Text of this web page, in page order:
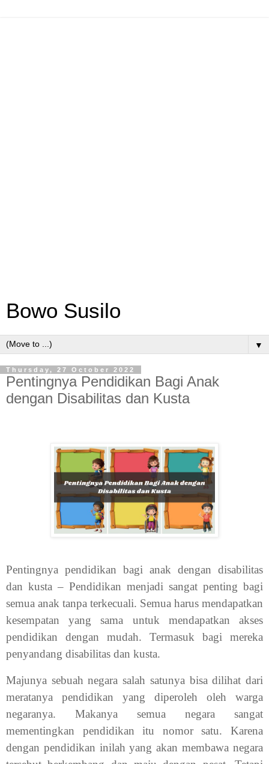
Bowo Susilo
▼
Thursday, 27 October 2022
Pentingnya Pendidikan Bagi Anak
dengan Disabilitas dan Kusta
Pentingnya pendidikan bagi anak dengan disabilitas
dan kusta – Pendidikan menjadi sangat penting bagi
semua anak tanpa terkecuali. Semua harus mendapatkan
kesempatan yang sama untuk mendapatkan akses
pendidikan dengan mudah. Termasuk bagi mereka
penyandang disabilitas dan kusta.
Majunya sebuah negara salah satunya bisa dilihat dari
meratanya pendidikan yang diperoleh oleh warga
negaranya. Makanya semua negara sangat
mementingkan pendidikan itu nomor satu. Karena
dengan pendidikan inilah yang akan membawa negara